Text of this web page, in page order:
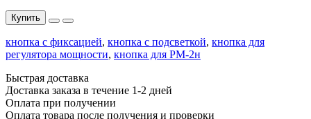
Купить
кнопка с фиксацией, кнопка с подсветкой, кнопка для
регулятора мощности, кнопка для РМ-2н
Быстрая доставка
Доставка заказа в течение 1-2 дней
Оплата при получении
Оплата товара после получения и проверки